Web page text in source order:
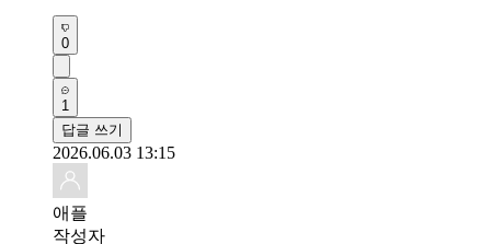
0
1
답글 쓰기
2026.06.03 13:15
애플
작성자